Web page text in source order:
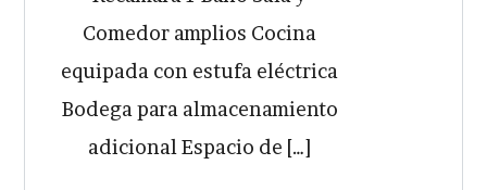
Comedor amplios Cocina
equipada con estufa eléctrica
Bodega para almacenamiento
adicional Espacio de […]